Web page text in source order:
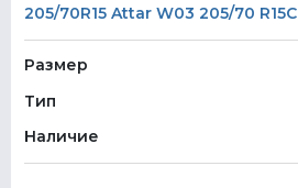
205/70R15 Attar W03 205/70
Размер
Тип
Наличие